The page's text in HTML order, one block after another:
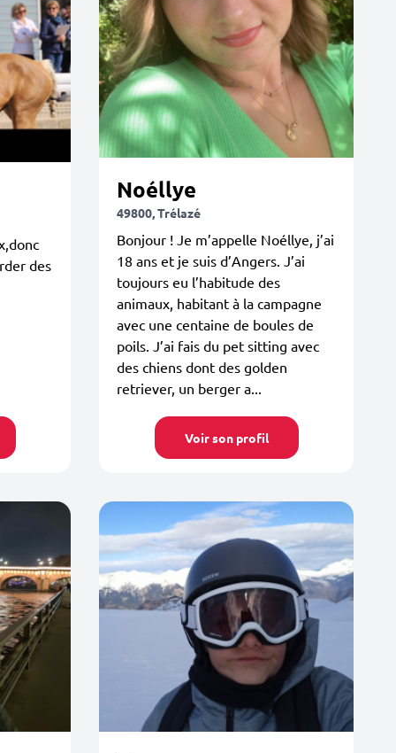
des
Noéllye
49800, Trélazé
Bonjour ! Je m’appelle Noéllye, j’ai
18 ans et je suis d’Angers. J’ai
toujours eu l’habitude des
animaux, habitant à la campagne
avec une centaine de boules de
poils. J’ai fais du pet sitting avec
des chiens dont des golden
retriever, un berger a...
Voir son profil